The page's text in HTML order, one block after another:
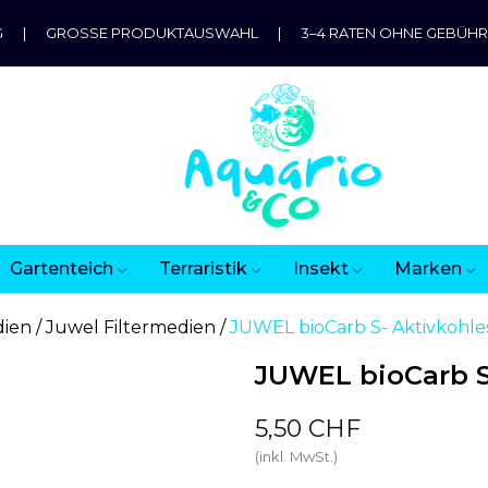
| GROSSE PRODUKTAUSWAHL | 3–4 RATEN OHNE
Gartenteich Terraristik Insekt Marken
Juwel Filtermedien JUWEL bioCarb S-
JUWEL bioCarb
5,50 CHF
(inkl. MwSt.)